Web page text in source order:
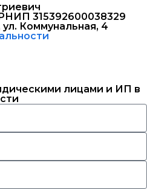
315392600038329
Коммунальная, 4
лицами и ИП в